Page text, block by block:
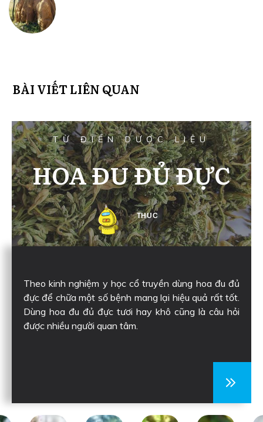
BÀI VIẾT LIÊN QUAN
TỪ ĐIỂN DƯỢC LIỆU
HOA ĐU ĐỦ ĐỰC
THUC
Theo kinh nghiệm y học cổ truyền dùng hoa đu đủ
đực để chữa một số bệnh mang lại hiệu quả rất tốt.
Dùng hoa đu đủ đực tươi hay khô cũng là câu hỏi
được nhiều người quan tâm.